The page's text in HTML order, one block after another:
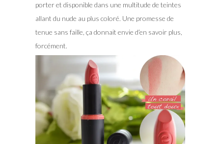
porter et disponible dans une multitude de teintes
allant du nude au plus coloré. Une promesse de
tenue sans faille, ça donnait envie d’en savoir plus,
forcément.